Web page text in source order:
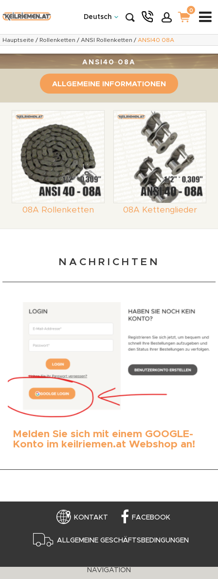
Deutsch
0
Hauptseite / Rollenketten / ANSI Rollenketten / ANSI40 08A
ANSI40 08A
ALLGEMEINE INFORMATIONEN
08A Rollenketten 08A Kettenglieder
NACHRICHTEN
Melden Sie sich mit einem GOOGLE-
Konto im keilriemen.at Webshop an!
KONTAKT FACEBOOK
ALLGEMEINE GESCHÄFTSBEDINGUNGEN
NAVIGATION